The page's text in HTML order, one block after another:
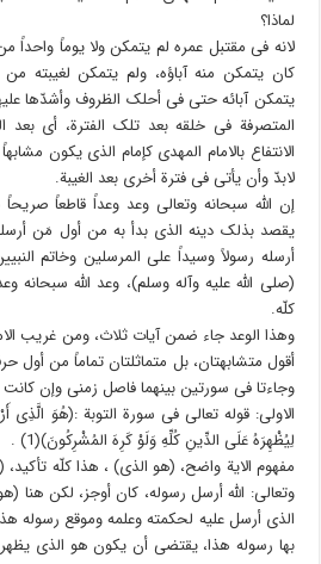
لماذا؟
لانه فی مقتبل عمره لم یتمکن ولا یوماً واحداً
کان یتمکن منه آباؤه، ولم یتمکن لغیبته
یتمکن آبائه حتى فی أحلک الظروف وأشدّها
المتصرفة فی خلقه بعد تلک الفترة، أی بعد
الانتفاع بالامام المهدی کإمام الذی یکون
لابدّ وأن یأتی فی فترة أخرى بعد الغیبة.
إن الله سبحانه وتعالى وعد وعداً قاطعاً
یقصد بذلک دینه الذی بدأ به من أول مَن
أرسله رسولاً وسیداً على المرسلین وخاتم
(صلى الله علیه وآله وسلم)، وعد الله سبحانه
کلّه.
وهذا الوعد جاء ضمن آیات ثلاث، ومن غریب
أقول متشابهتان، بل متماثلتان تماماً من أول
وجاءتا فی سورتین بینهما فاصل زمنی وإن کانت
الاولى: قوله تعالى فی سورة التوبة :(هُوَ
لِیُظْهِرَهُ عَلَى الدِّینِ کُلِّهِ وَلَوْ کَرِهَ المُشْرِکُونَ)(1) .
مفهوم الایة واضح، (هو الذی) ، هذا کلّه
وتعالى: الله أرسل رسوله، کان أوجز، لکن هنا
الذی أرسل علیه لحکمته وعلمه وموقع رسوله
بها رسوله هذا، یقتضی أن یکون هو الذی